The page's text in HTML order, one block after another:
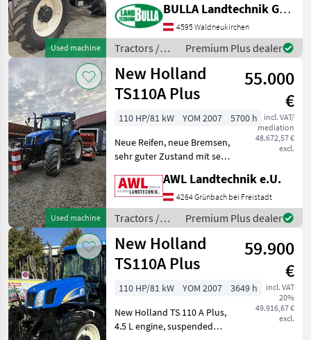
Tractors
Agricultural
Tractors
Ts110a
Plus
SELECT
CATEGORY
New Holland
John Deere
Fendt
Steyr
Claas
Massey Ferguson
Used machine
Powershuttle, 4-fach
Lastschaltgetriebe +
Schaltautomatik +
Bereifung hinten: 600/65 R
BULLA Landtechnik GmbH
4595 Waldneukirchen
Tractors /
New Holland
Premium Plus dealer
Used machine
New Holland
TS110A Plus
55.000
€
incl. VAT/
mediation
48.672,57 €
excl.
110 HP/81 kW YOM 2007
5700 h
Neue Reifen, neue Bremsen,
sehr guter Zustand mit sehr
All-wheel drive, agri gear
type: PowerShift
transmission, Platform:
Cabin, PTO shaft spe
AWL Landtechnik e.U.
4264 Grünbach bei Freistadt
Tractors /
New Holland
Premium Plus dealer
New Holland
TS110A Plus
59.900
€
incl. VAT
20%
49.916,67 €
excl.
110 HP/81 kW YOM 2007
3649 h
New Holland TS 110 A Plus,
4.5 L engine, suspended